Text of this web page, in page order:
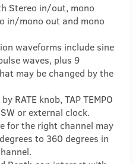
Stereo in/out, mono
in/mono out and mono
waveforms include sine
waves, plus 9
may be changed by the
RATE knob, TAP TEMPO
or external clock.
for the right channel may
to 360 degrees in